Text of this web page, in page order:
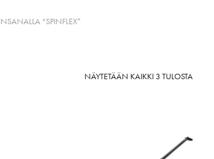
“SPINFLEX”
NÄYTETÄÄN KAIKKI 3 TULOSTA